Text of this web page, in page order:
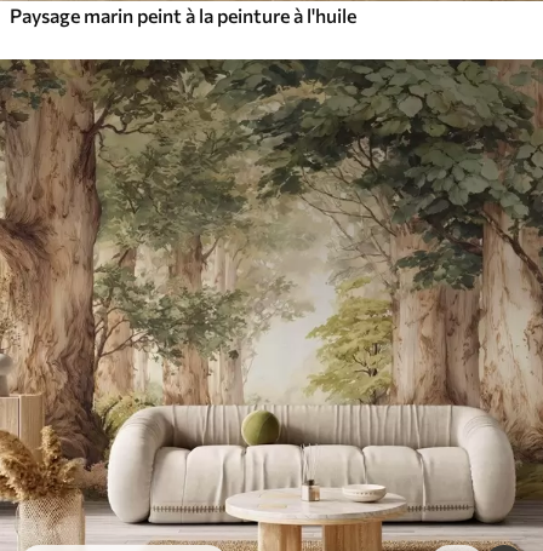
Paysage marin peint à la peinture à l'huile